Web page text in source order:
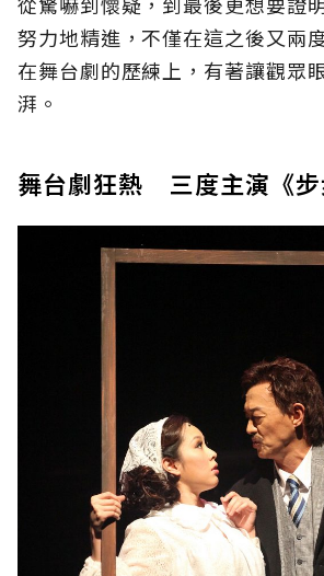
努力地精進，不僅在這之後又兩
在舞台劇的歷練上，有著讓觀眾
湃。
舞台劇狂熱 三度主演《步